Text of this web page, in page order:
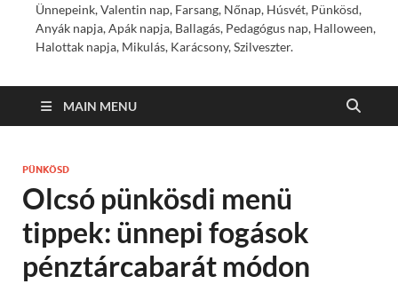
Ünnepeink, Valentin nap, Farsang, Nőnap, Húsvét, Pünkösd,
Anyák napja, Apák napja, Ballagás, Pedagógus nap, Halloween,
Halottak napja, Mikulás, Karácsony, Szilveszter.
MAIN MENU
PÜNKÖSD
Olcsó pünkösdi menü
tippek: ünnepi fogások
pénztárcabarát módon